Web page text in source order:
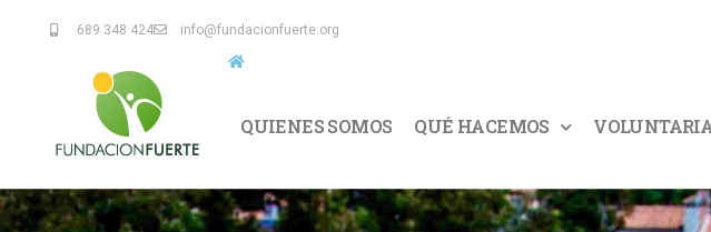
689 348 424 info@fundacionfuerte.org
QUIENES SOMOS QUÉ HACEMOS